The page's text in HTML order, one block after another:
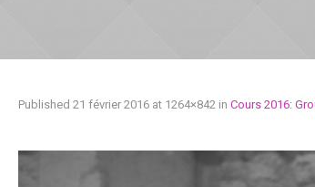
Published 21 février 2016 at 1264×842 in Cours 2016: